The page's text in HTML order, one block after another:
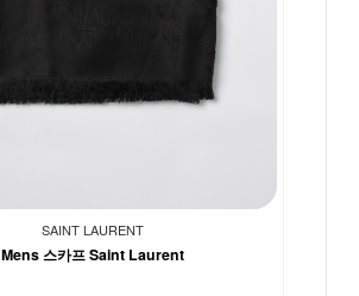
SAINT LAURENT
Mens 스카프 Saint Laurent